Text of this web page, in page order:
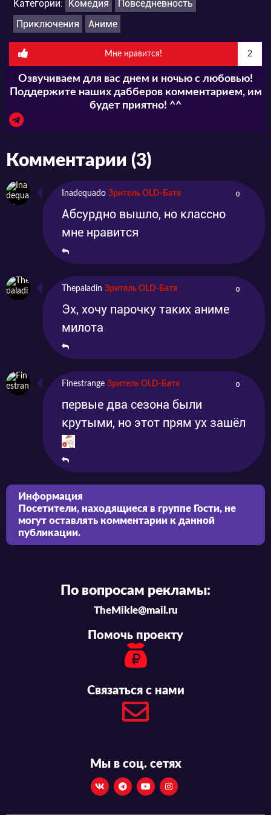
Категории: Комедия
Повседневность
Приключения
Аниме
Мне нравится! 2
Озвучиваем для вас днем и ночью с любовью!
Поддержите наших дабберов комментарием, им
будет приятно! ^^
Комментарии (3)
Inadequado Зритель OLD-Батя 0
Абсурдно вышло, но классно
мне нравится
Thepaladin Зритель OLD-Батя 0
Эх, хочу парочку таких аниме
милота
Finestrange Зритель OLD-Батя 0
первые два сезона были
крутыми, но этот прям ух зашёл
Информация
Посетители, находящиеся в группе Гости, не
могут оставлять комментарии к данной
публикации.
По вопросам рекламы:
TheMikle@mail.ru
Помочь проекту
Связаться с нами
Мы в соц. сетях